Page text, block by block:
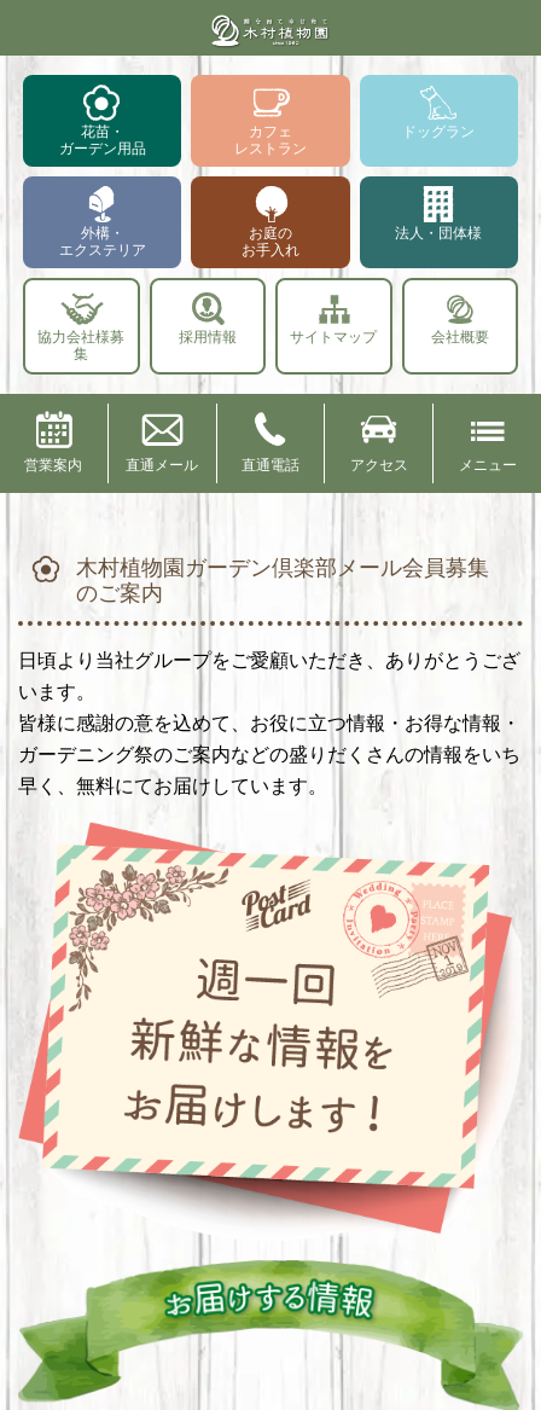
花苗・
ガーデン用品
カフェ
レストラン
ドッグラン
外構・
エクステリア
お庭の
お手入れ
法人・団体様
協力会社様募
集
採用情報 サイトマップ 会社概要
営業案内 直通メール 直通電話 アクセス メニュー
木村植物園ガーデン倶楽部メール会員募集
のご案内
日頃より当社グループをご愛顧いただき、ありがとうござ
います。
皆様に感謝の意を込めて、お役に立つ情報・お得な情報・
ガーデニング祭のご案内などの盛りだくさんの情報をいち
早く、無料にてお届けしています。